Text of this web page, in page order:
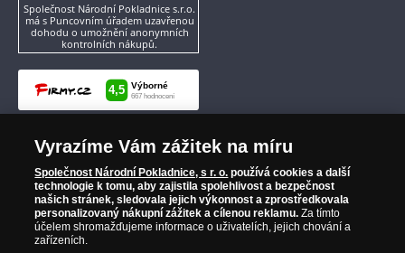
Společnost Národní Pokladnice s.r.o.
má s Puncovním úřadem uzavřenou
dohodu o umožnění anonymních
kontrolních nákupů.
Vyrazíme Vám zážitek na míru
Společnost Národní Pokladnice, s r. o. používá cookies a další
technologie k tomu, aby zajistila spolehlivost a bezpečnost
našich stránek, sledovala jejich výkonnost a zprostředkovala
personalizovaný nákupní zážitek a cílenou reklamu. Za tímto
účelem shromažďujeme informace o uživatelích, jejich chování a
zařízeních.